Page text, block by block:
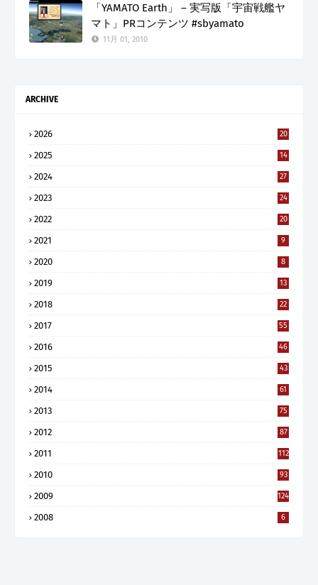
「YAMATO Earth」 – 実写版「宇宙戦艦ヤ
マト」PRコンテンツ #sbyamato
11月 01, 2010
ARCHIVE
2026 20
2025 14
2024 27
2023 24
2022 20
2021 9
2020 8
2019 13
2018 22
2017 55
2016 46
2015 43
2014 61
2013 75
2012 87
2011 112
2010 93
2009 124
2008 6